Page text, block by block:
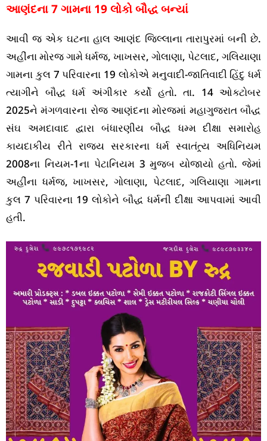
આણંદના 7 ગામના 19 લોકો બૌદ્ધ બન્યાં
આવી જ એક ઘટના હાલ આણંદ જિલ્લાના તારાપુરમાં બની છે.
અહીંના મોરજ ગામે ધર્મજ, ખાખસર, ગોલાણા, પેટલાદ, ગલિયાણા
ગામના કુલ 7 પરિવારના 19 લોકોએ મનુવાદી-જાતિવાદી હિંદુ ધર્મ
ત્યાગીને બૌદ્ધ ધર્મ અંગીકાર કર્યો હતો. તા. 14 ઓક્ટોબર
2025ને મંગળવારના રોજ આણંદના મોરજમાં મહાગુજરાત બૌદ્ધ
સંઘ અમદાવાદ દ્વારા બંધારણીય બૌદ્ધ ધમ્મ દીક્ષા સમારોહ
કાયદાકીય રીતે રાજ્ય સરકારના ધર્મ સ્વાતંત્ર્ય અધિનિયમ
2008ના નિયમ-1ના પેટાનિયમ 3 મુજબ યોજાયો હતો. જેમાં
અહીંના ધર્મજ, ખાખસર, ગોલાણા, પેટલાદ, ગલિયાણા ગામના
કુલ 7 પરિવારના 19 લોકોને બૌદ્ધ ધર્મની દીક્ષા આપવામાં આવી
હતી.